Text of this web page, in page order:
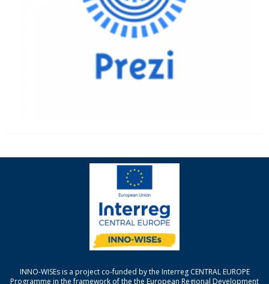
INNO-WISEs is a project co-funded by the Interreg CENTRAL EUROPE
Programme in the framework of the the European Regional Development